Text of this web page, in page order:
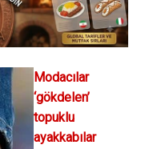
Modacılar
‘gökdelen’
topuklu
ayakkabılar